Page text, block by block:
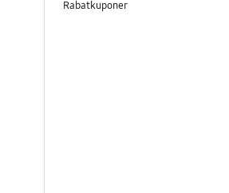
Rabatkuponer